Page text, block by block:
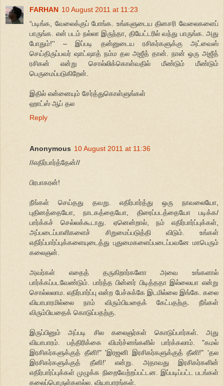
FARHAN 10 August 2011 at 11:23
“படிங்க, வேலைக்குப் போங்க. உங்களுடைய தினசரி வேலைகளைப்
பாருங்க. என் படம் நல்லா இருந்தா, தியேட்டரில் வந்து பாருங்க. அது
போதும்!'' – இப்படி தன்னுடைய ரசிகர்களுக்கு அட்வைஸ்
செய்திருப்பவர் ஷாட்ஷாத் நம்ம தல அஜீத் தான். நான் ஒரு அஜீத்
ரசிகன் என்று சொல்லிக்கொள்வதில் மீண்டும் மீண்டும்
பெருமைப்படுகிறேன்.
இதில் என்னையும் சேர்த்துகொள்ளுங்கள்
ஹாட்ஸ் ஆப் தல
Reply
Anonymous 10 August 2011 at 11:36
//எதிர்பார்த்தேன்//
பிரபாகரன்!
நீங்கள் செய்தது தவறு. எதிர்பார்த்து ஒரு நாவலையோ,
புதினத்தையோ, நாடகத்தையோ, திரைப்படத்தையோ படிக்க/
பார்க்கச் செல்லக்கூடாது. ஏனென்றால், நம் எதிர்பார்ப்புக்கள்,
அப்படைப்பாளிகளைச் சிறுமைப்படுத்தி விடும். உங்கள்
எதிர்ப்பார்ப்புக்களையுடைத்து புதுமைகளைப்படைப்பவனே மாபெரும்
கலைஞன்.
அவர்கள் எதைத் தருகிறார்களோ அவை உங்களால்
பார்க்கப்படவேண்டும். பார்த்த பின்னர் பிடித்ததா இல்லையா என்று
சொல்லலாம. எதிர்பார்ப்பு என்ற பேச்சுக்கே இடமில்லை இங்கே. கலை
வியாபாரமில்லை நாம் விரும்பியதைக் கேட்பதற்கு. நீங்கள்
விரும்பியதைக் கொடுப்பதற்கு.
இருப்பினும் அப்படி சில கலைஞர்கள் கொடுப்பார்கள். அது
வியாபாரம். பத்திரிக்கை விமர்ச்னங்களில் பார்க்கலாம். "கமல்
இரசிகர்களுக்குத் தீனி!" 'இரஜனி இரசிகர்களுக்குத் தீனி!" 'தல
இரசிகர்களுக்குத் தீனி!' என்று. அதாவது இரசிகர்களின்
எதிர்பார்ப்புக்கள் முழுக்க நிறைவேற்றப்பட்டன. இப்படிப்பட்ட படங்கள்
கலைப்பொருள்களல்ல. வியாபாரங்கள்.